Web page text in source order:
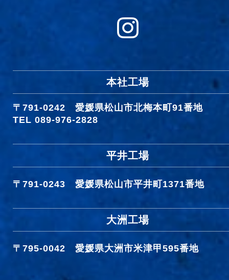
本社工場
〒791-0242 愛媛県松山市北梅本町91番地
TEL 089-976-2828
平井工場
〒791-0243 愛媛県松山市平井町1371番地
大洲工場
〒795-0042 愛媛県大洲市米津甲595番地